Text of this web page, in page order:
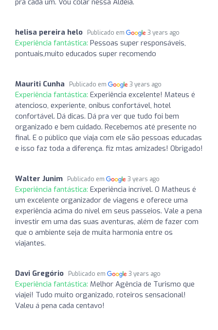
helisa pereira helo Publicado em 3 years ago
Experiência fantástica: Pessoas super responsáveis,
pontuais,muito educados super recomendo
Mauriti Cunha Publicado em 3 years ago
Experiência fantástica: Experiência excelente! Mateus é
atencioso, experiente, onibus confortável, hotel
confortável. Dá dicas. Dá pra ver que tudo foi bem
organizado e bem cuidado. Recebemos até presente no
final. E o público que viaja com ele são pessoas educadas
e isso faz toda a diferença. fiz mtas amizades! Obrigado!
Walter Junim Publicado em 3 years ago
Experiência fantástica: Experiência incrível. O Matheus é
um excelente organizador de viagens e oferece uma
experiência acima do nível em seus passeios. Vale a pena
investir em uma das suas aventuras, além de fazer com
que o ambiente seja de muita harmonia entre os
viajantes.
Davi Gregório Publicado em 3 years ago
Experiência fantástica: Melhor Agência de Turismo que
viajei! Tudo muito organizado, roteiros sensacional!
Valeu á pena cada centavo!